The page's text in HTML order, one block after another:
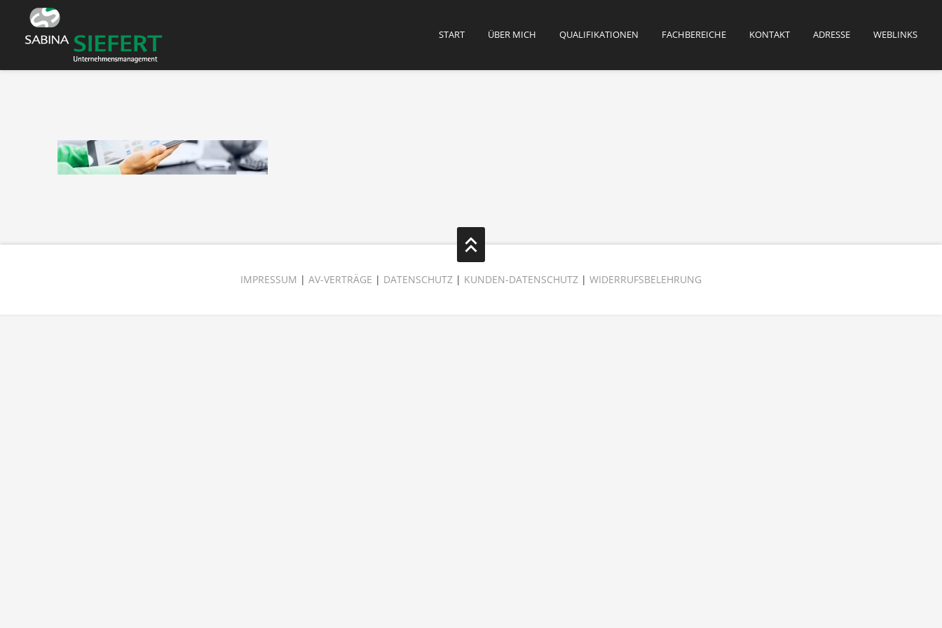
START ÜBER MICH QUALIFIKATIONEN FACHBEREICHE KONTAKT ADRESSE WEBLINKS
IMPRESSUM | AV-VERTRÄGE | DATENSCHUTZ | KUNDEN-DATENSCHUTZ | WIDERRUFSBELEHRUNG